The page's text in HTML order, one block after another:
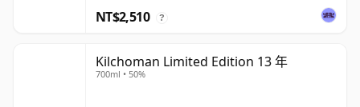
NT$2,510 ?
Kilchoman Limited Edition 13 年
700ml • 50%